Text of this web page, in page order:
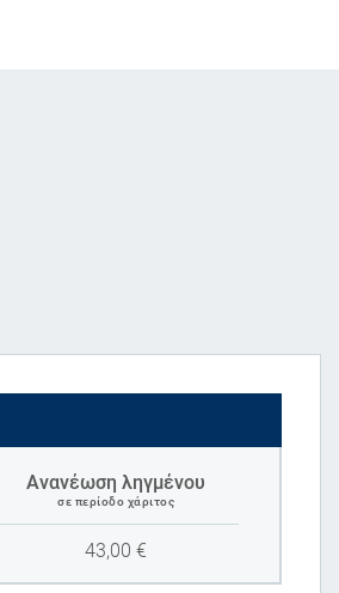
Ανανέωση ληγμένου
σε περίοδο χάριτος
43,00 €